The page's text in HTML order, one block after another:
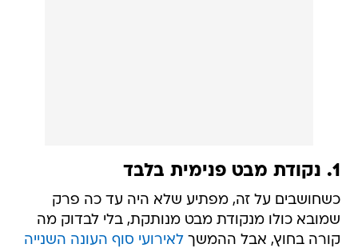
1. נקודת מבט פנימית בלבד
כשחושבים על זה, מפתיע שלא היה עד כה פרק
שמובא כולו מנקודת מבט מנותקת, בלי לבדוק מה
קורה בחוץ, אבל ההמשךלאירועי סוף העונה השנייה